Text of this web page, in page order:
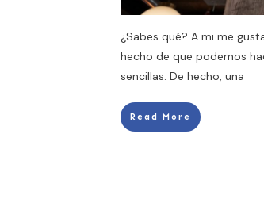
¿Sabes qué? A mi me
hecho de que podemos
sencillas. De hecho, una
Read More